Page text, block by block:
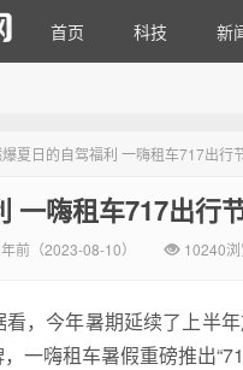
首页 科技 新
夏日的自驾福利 一嗨租车717出行
一嗨租车717出行
前（2023-08-10） 10240浏
，今年暑期延续了上半
一嗨租车暑假重磅推出